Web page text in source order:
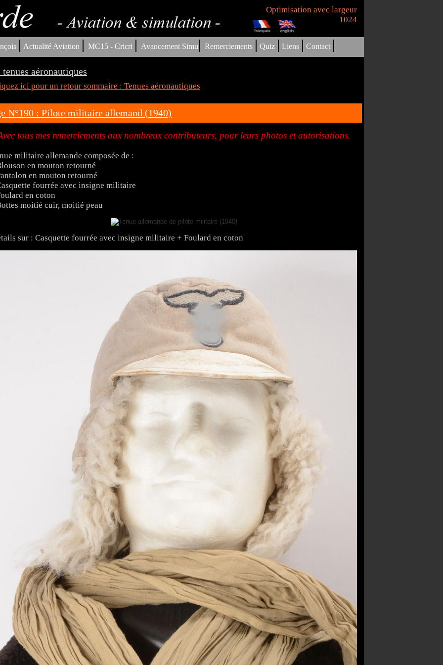
Optimisation avec largeur
1024
| Actualité Aviation | MC15 - Cricri | Avancement Simu| Remerciements | Quiz | Liens | Contact |
tenues aéronautiques
ici pour un retour sommaire : Tenues aéronautiques
N°190 : Pilote militaire allemand (1940)
tous mes remerciements aux nombreux contributeurs, pour leurs photos et autorisations.
militaire allemande composée de :
en mouton retourné
en mouton retourné
fourrée avec insigne militaire
en coton
moitié cuir, moitié peau
sur : Casquette fourrée avec insigne militaire + Foulard en coton